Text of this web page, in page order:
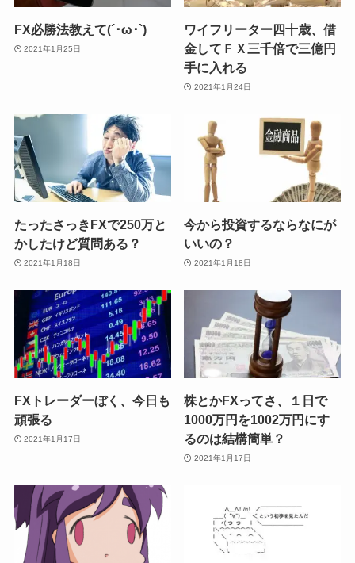
FX必勝法教えて(´･ω･`)
2021年1月25日
ワイフリーター四十歳、借
金してＦＸ三千倍で三億円
手に入れる
2021年1月24日
たったさっきFXで250万と
かしたけど質問ある？
2021年1月18日
今から投資するならなにが
いいの？
2021年1月18日
FXトレーダーぼく、今日も
頑張る
2021年1月17日
株とかFXってさ、１日で
1000万円を1002万円にす
るのは結構簡単？
2021年1月17日